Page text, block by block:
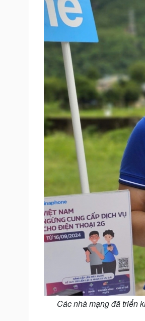
Các nhà mạng đã triển